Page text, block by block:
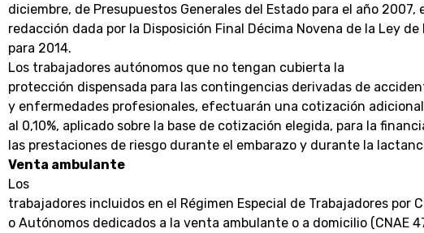
diciembre, de Presupuestos Generales del Estado para el año 2007,
redacción dada por la Disposición Final Décima Novena de la Ley
para 2014.
Los trabajadores autónomos que no tengan cubierta la
protección dispensada para las contingencias derivadas de
y enfermedades profesionales, efectuarán una cotización
al 0,10%, aplicado sobre la base de cotización elegida, para la
las prestaciones de riesgo durante el embarazo y durante la
Venta ambulante
Los
trabajadores incluidos en el Régimen Especial de Trabajadores por
o Autónomos dedicados a la venta ambulante o a domicilio (CNAE